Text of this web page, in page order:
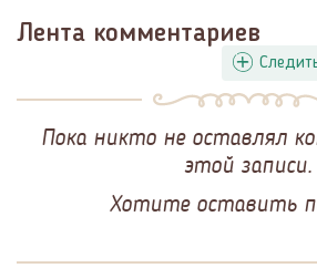
Лента комментариев
Пока никто не оставлял
этой записи.
Хотите оставить